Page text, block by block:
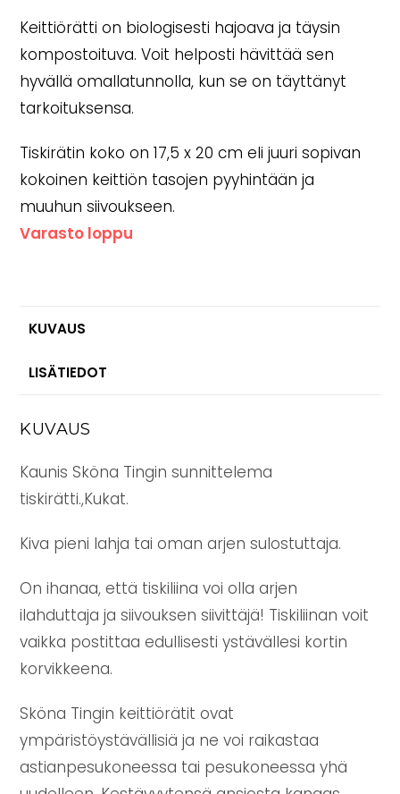
Keittiörätti on biologisesti hajoava ja täysin
kompostoituva. Voit helposti hävittää sen
hyvällä omallatunnolla, kun se on täyttänyt
tarkoituksensa.
Tiskirätin koko on 17,5 x 20 cm eli juuri sopivan
kokoinen keittiön tasojen pyyhintään ja
muuhun siivoukseen.
Varasto loppu
KUVAUS
LISÄTIEDOT
KUVAUS
Kaunis Sköna Tingin sunnittelema
tiskirätti.,Kukat.
Kiva pieni lahja tai oman arjen sulostuttaja.
On ihanaa, että tiskiliina voi olla arjen
ilahduttaja ja siivouksen siivittäjä! Tiskiliinan voit
vaikka postittaa edullisesti ystävällesi kortin
korvikkeena.
Sköna Tingin keittiörätit ovat
ympäristöystävällisiä ja ne voi raikastaa
astianpesukoneessa tai pesukoneessa yhä